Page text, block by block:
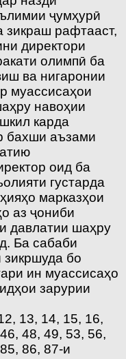
ҷумҳурӣ
зикраш рафтааст,
директори
олимпӣ ба
ва нигаронии
муассисаҳои
навоҳии
карда
бахши аъзами
оид ба
густарда
марказҳои
аз ҷониби
давлатии шаҳру
Ба сабаби
бо
ин муассисаҳо
зарурии
13, 14, 15, 16,
48, 49, 53, 56,
86, 87-и